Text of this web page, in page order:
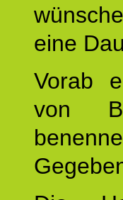
eine
Vorab
von